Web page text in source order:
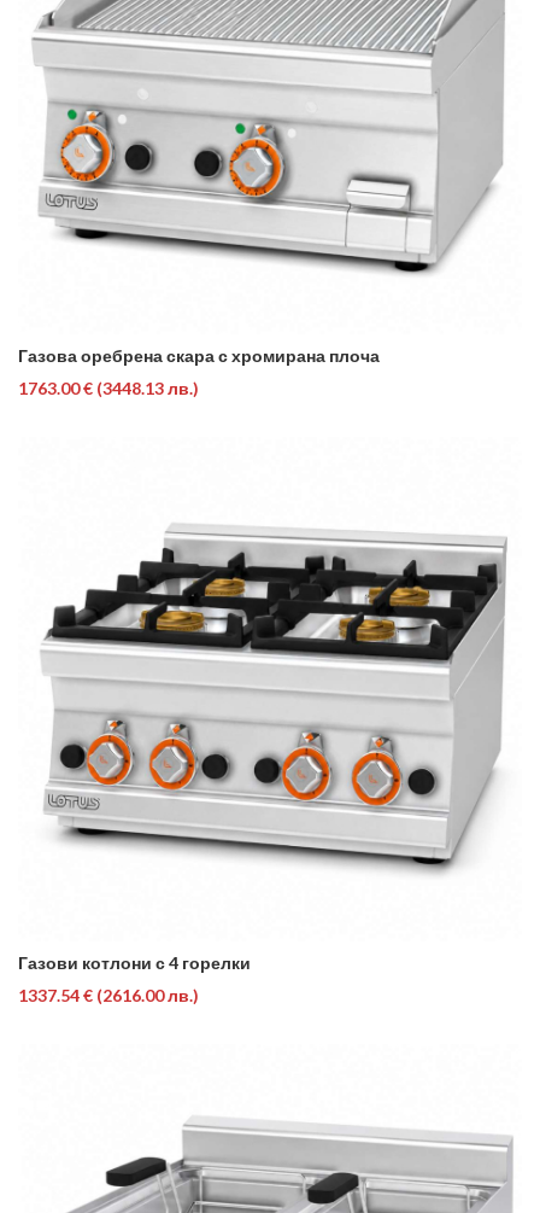
Газова оребрена скара с хромирана плоча
1763.00 € (3448.13 лв.)
Газови котлони с 4 горелки
1337.54 € (2616.00 лв.)